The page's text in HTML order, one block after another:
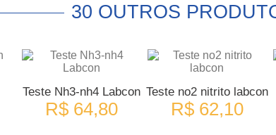
30 OUTROS
Teste Nh3-nh4 Labcon
R$ 64,80
Teste no2 nitrito labcon
R$ 62,10